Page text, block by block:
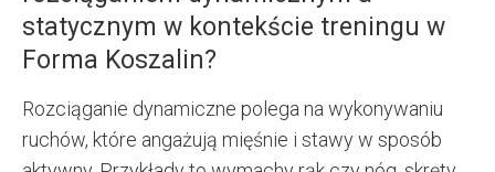
statycznym w kontekście treningu w
Forma Koszalin?
Rozciąganie dynamiczne polega na wykonywaniu
ruchów, które angażują mięśnie i stawy w sposób